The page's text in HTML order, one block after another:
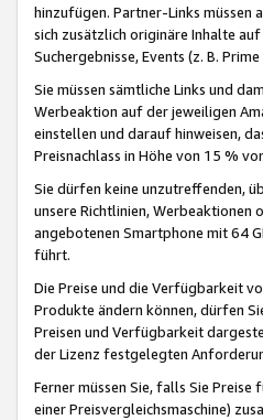
hinzufügen. Partner-Links
sich zusätzlich originäre Inhalte
Suchergebnisse, Events (z. B.
Sie müssen sämtliche Links und
Werbeaktion auf der jeweiligen
einstellen und darauf hinweisen,
Preisnachlass in Höhe von 15 %
Sie dürfen keine unzutreffenden,
unsere Richtlinien, Werbeaktionen
angebotenen Smartphone mit 64
führt.
Die Preise und die Verfügbarkeit
Produkte ändern können, dürfen
Preisen und Verfügbarkeit
der Lizenz festgelegten
Ferner müssen Sie, falls Sie
einer Preisvergleichsmaschine)